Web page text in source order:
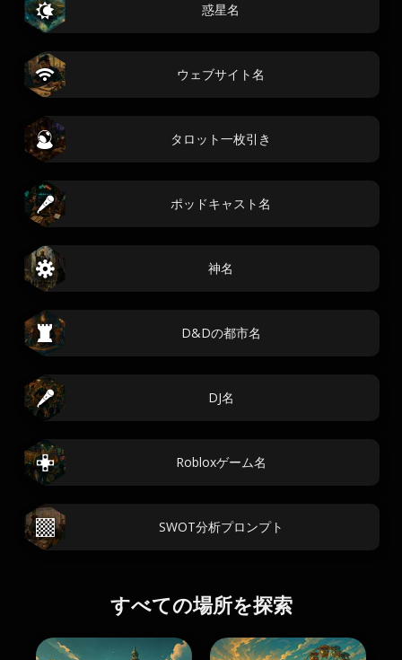
惑星名
ウェブサイト名
タロット一枚引き
ポッドキャスト名
神名
D&Dの都市名
DJ名
Robloxゲーム名
SWOT分析プロンプト
すべての場所を探索